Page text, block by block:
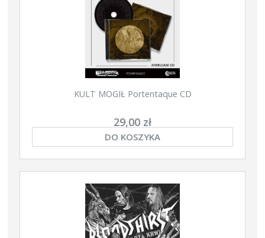
KULT MOGIŁ Portentaque CD
29,00 zł
DO KOSZYKA